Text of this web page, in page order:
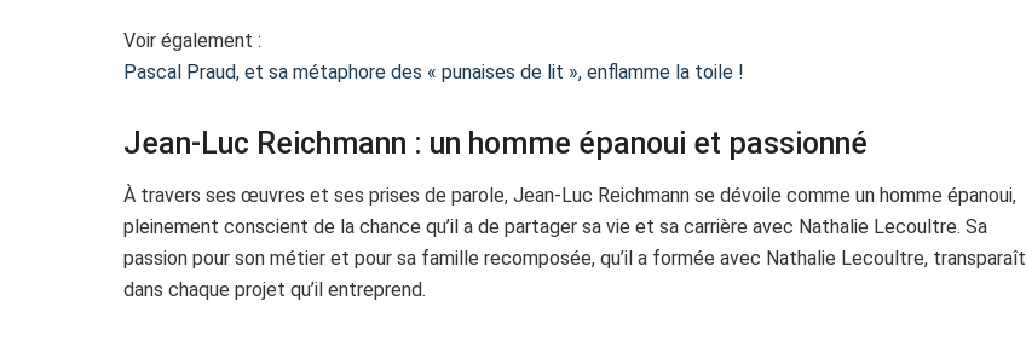
Voir également :
Pascal Praud, et sa métaphore des « punaises de lit », enflamme la toile !
Jean-Luc Reichmann : un homme épanoui et passionné
À travers ses œuvres et ses prises de parole, Jean-Luc Reichmann se dévoile comme un homme épanoui,
pleinement conscient de la chance qu’il a de partager sa vie et sa carrière avec Nathalie Lecoultre. Sa
passion pour son métier et pour sa famille recomposée, qu’il a formée avec Nathalie Lecoultre, transparaît
dans chaque projet qu’il entreprend.